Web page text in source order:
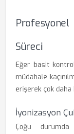
Süreci
Eğer basit
müdahale
erişerek çok
İyonizasyon
Çoğu